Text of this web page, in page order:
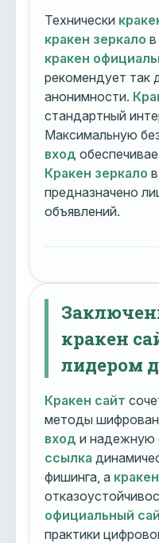
Технически
кракен зеркало
кракен
рекомендует так
анонимности.
стандартный
Максимальную
вход
Кракен зеркало
предназначено
объявлений.
кракен
лидером
Кракен сайт
методы
вход и надежную
ссылка
фишинга, а
официальный
практики